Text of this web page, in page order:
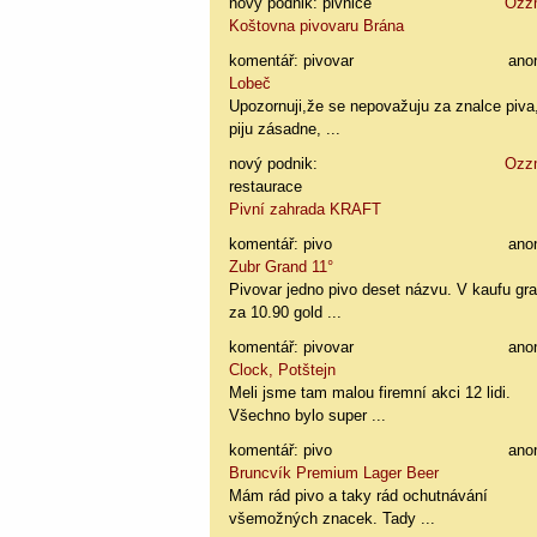
Koštovna pivovaru Brána
komentář: pivovar
Lobeč
Upozornuji,že se nepovažuju za znalce
piju zásadne, ...
nový podnik:
restaurace
Pivní zahrada KRAFT
komentář: pivo
Zubr Grand 11°
Pivovar jedno pivo deset názvu. V kaufu
za 10.90 gold ...
komentář: pivovar
Clock, Potštejn
Meli jsme tam malou firemní akci 12 lidi.
Všechno bylo super ...
komentář: pivo
Bruncvík Premium Lager Beer
Mám rád pivo a taky rád ochutnávání
všemožných znacek. Tady ...